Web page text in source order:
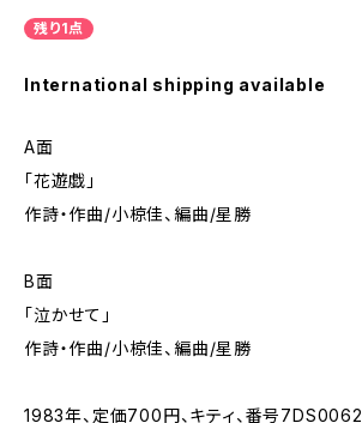
残り1点
International shipping available
A面
「花遊戯」
作詩・作曲/小椋佳、編曲/星勝
B面
「泣かせて」
作詩・作曲/小椋佳、編曲/星勝
1983年、定価700円、キティ、番号7DS0062